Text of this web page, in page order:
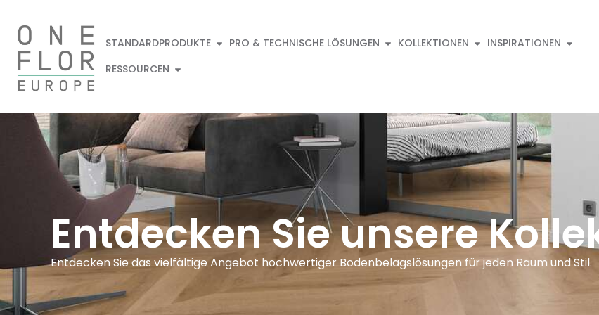
STANDARDPRODUKTE PRO & TECHNISCHE LÖSUNGEN KOLLEKTIONEN
INSPIRATIONEN
RESSOURCEN
Entdecken Sie unsere
Entdecken Sie das vielfältige Angebot hochwertiger Bodenbelagslösungen für jeden Raum und Stil.